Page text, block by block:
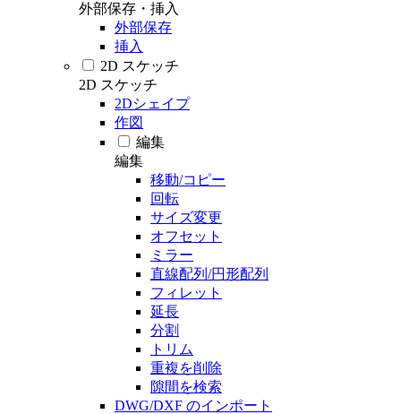
外部保存・挿入
外部保存
挿入
2D スケッチ
2D スケッチ
2Dシェイプ
作図
編集
編集
移動/コピー
回転
サイズ変更
オフセット
ミラー
直線配列/円形配列
フィレット
延長
分割
トリム
重複を削除
隙間を検索
DWG/DXF のインポート